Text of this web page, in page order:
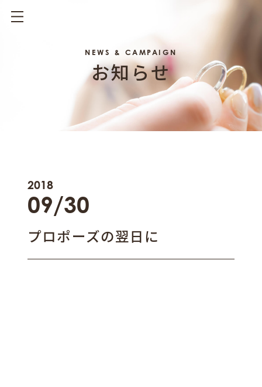
NEWS & CAMPAIGN
お知らせ
プロポーズの翌日に
2018
09/30